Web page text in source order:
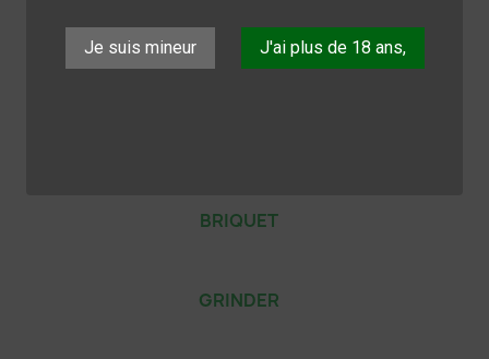
Je suis mineur J'ai plus de 18 ans,
Sous-catégories
BRIQUET
GRINDER